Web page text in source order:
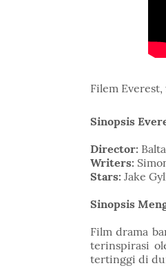
Filem
Sinopsis
Director:
Writers:
Stars: Jake
Sinopsis
Film drama
terinspirasi
tertinggi di